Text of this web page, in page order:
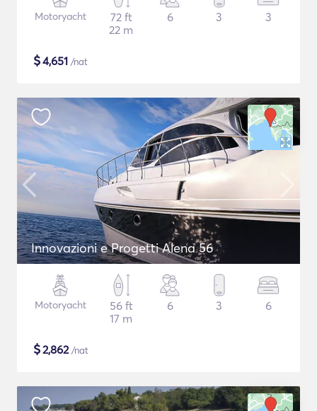
Motoryacht
72 ft
22 m
6 3 3
$4,651 /nat
Innovazioni e Progetti Alena 56
Motoryacht
56 ft
17 m
6 3 6
$2,862/nat